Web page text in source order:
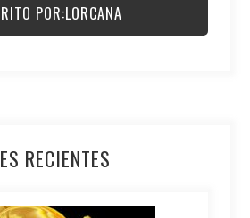
POR:LORCANA
RECIENTES